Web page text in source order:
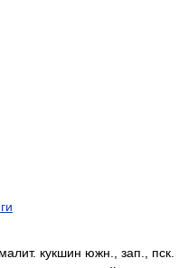
кукшин южн., зап., пск.